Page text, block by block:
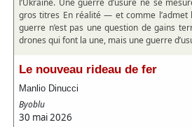
l’Ukraine. Une guerre d’usure ne se
gros titres En réalité — et comme l’admet
guerre n’est pas une question de gains
drones qui font la une, mais une guerre
Le nouveau rideau de fer
Manlio Dinucci
Byoblu
30 mai 2026